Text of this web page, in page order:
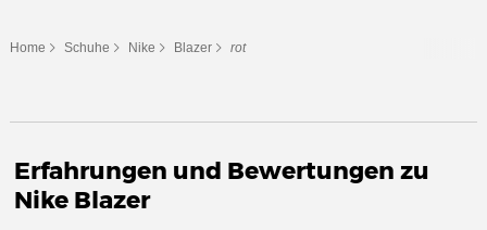
Home Schuhe Nike Blazer rot
Erfahrungen und Bewertungen zu
Nike Blazer